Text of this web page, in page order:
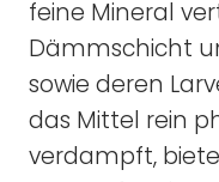
feine Mineral
Dämmschicht
sowie deren
das Mittel rein
verdampft,